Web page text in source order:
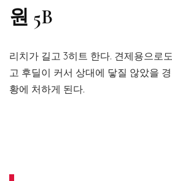
원 5B
리치가 길고 3히트 한다. 견제용으로
고 후딜이 커서 상대에 닿질 않았을
황에 처하게 된다.